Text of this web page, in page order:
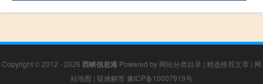
Copyright © 2012 - 2026 西峡信息港 Powered by 网站分类目录 | 精选推荐文章 | 网
站地图 | 疑难解答 豫ICP备10007919号